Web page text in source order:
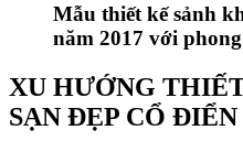
Mẫu thiết kế sảnh
năm 2017 với
XU HƯỚNG
SẠN ĐẸP CỔ ĐIỂN